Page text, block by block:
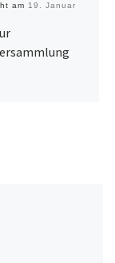
am 19. Januar